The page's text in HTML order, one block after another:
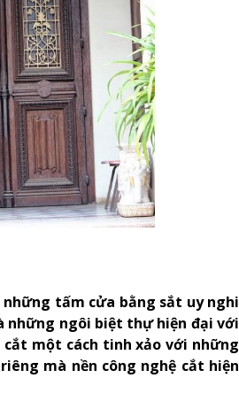
tấm cửa bằng sắt uy nghi
ngôi biệt thự hiện đại với
một cách tinh xảo với những
mà nền công nghệ cắt hiện